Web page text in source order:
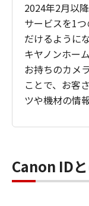
2024年2月以
サービスを1
だけるように
キヤノンホー
お持ちのカメ
ことで、お客
ツや機材の情
Canon ID